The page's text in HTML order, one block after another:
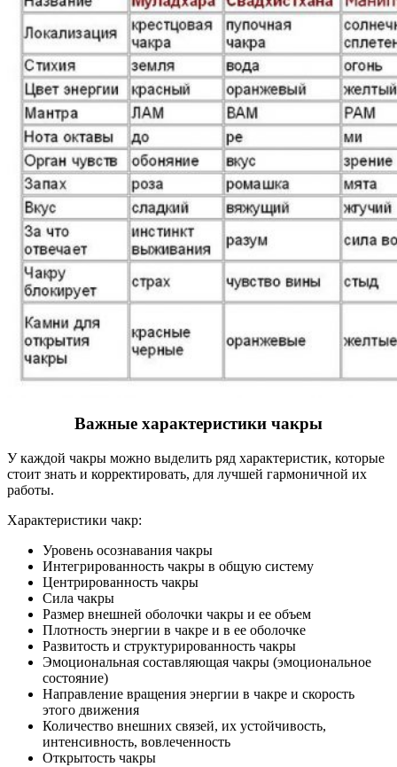
Важные характеристики чакры
У каждой чакры можно выделить ряд характеристик, которые
стоит знать и корректировать, для лучшей гармоничной их
работы.
Характеристики чакр:
Уровень осознавания чакры
Интегрированность чакры в общую систему
Центрированность чакры
Сила чакры
Размер внешней оболочки чакры и ее объем
Плотность энергии в чакре и в ее оболочке
Развитость и структурированность чакры
Эмоциональная составляющая чакры (эмоциональное
состояние)
Направление вращения энергии в чакре и скорость
этого движения
Количество внешних связей, их устойчивость,
интенсивность, вовлеченность
Открытость чакры